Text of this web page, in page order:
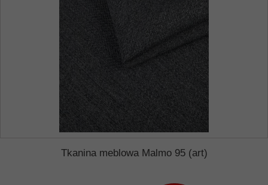
Tkanina meblowa Malmo 95 (art)